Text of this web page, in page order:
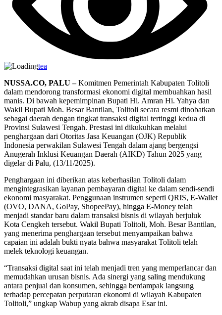
tea
NUSSA.CO, PALU –Komitmen Pemerintah Kabupaten Tolitoli
dalam mendorong transformasi ekonomi digital membuahkan hasil
manis. Di bawah kepemimpinan Bupati Hi. Amran Hi. Yahya dan
Wakil Bupati Moh. Besar Bantilan, Tolitoli secara resmi dinobatkan
sebagai daerah dengan tingkat transaksi digital tertinggi kedua di
Provinsi Sulawesi Tengah. Prestasi ini dikukuhkan melalui
penghargaan dari Otoritas Jasa Keuangan (OJK) Republik
Indonesia perwakilan Sulawesi Tengah dalam ajang bergengsi
Anugerah Inklusi Keuangan Daerah (AIKD) Tahun 2025 yang
digelar di Palu, (13/11/2025).
Penghargaan ini diberikan atas keberhasilan Tolitoli dalam
mengintegrasikan layanan pembayaran digital ke dalam sendi-sendi
ekonomi masyarakat. Penggunaan instrumen seperti QRIS, E-Wallet
(OVO, DANA, GoPay, ShopeePay), hingga E-Money telah
menjadi standar baru dalam transaksi bisnis di wilayah berjuluk
Kota Cengkeh tersebut. Wakil Bupati Tolitoli, Moh. Besar Bantilan,
yang menerima penghargaan tersebut menyampaikan bahwa
capaian ini adalah bukti nyata bahwa masyarakat Tolitoli telah
melek teknologi keuangan.
“Transaksi digital saat ini telah menjadi tren yang memperlancar dan
memudahkan urusan bisnis. Ada sinergi yang saling mendukung
antara penjual dan konsumen, sehingga berdampak langsung
terhadap percepatan perputaran ekonomi di wilayah Kabupaten
Tolitoli,” ungkap Wabup yang akrab disapa Esar ini.